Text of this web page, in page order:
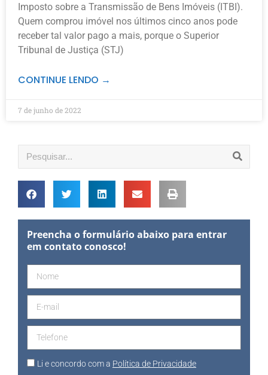
Imposto sobre a Transmissão de Bens Imóveis (ITBI).
Quem comprou imóvel nos últimos cinco anos pode
receber tal valor pago a mais, porque o Superior
Tribunal de Justiça (STJ)
CONTINUE LENDO →
7 de junho de 2022
Preencha o formulário abaixo para entrar
em contato conosco!
Li e concordo com a Política de Privacidade